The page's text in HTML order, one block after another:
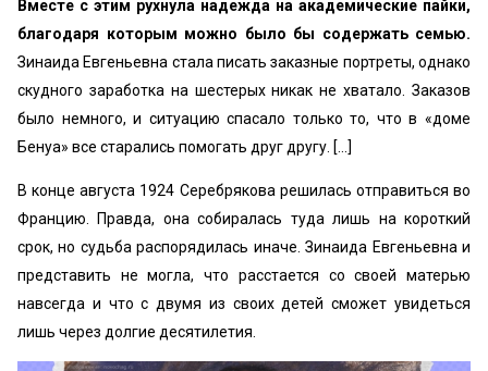
Вместе с этим рухнула надежда на академические пайки,
благодаря которым можно было бы содержать семью.
Зинаида Евгеньевна стала писать заказные портреты, однако
скудного заработка на шестерых никак не хватало. Заказов
было немного, и ситуацию спасало только то, что в «доме
Бенуа» все старались помогать друг другу. [...]
В конце августа 1924 Серебрякова решилась отправиться во
Францию. Правда, она собиралась туда лишь на короткий
срок, но судьба распорядилась иначе. Зинаида Евгеньевна и
представить не могла, что расстается со своей матерью
навсегда и что с двумя из своих детей сможет увидеться
лишь через долгие десятилетия.